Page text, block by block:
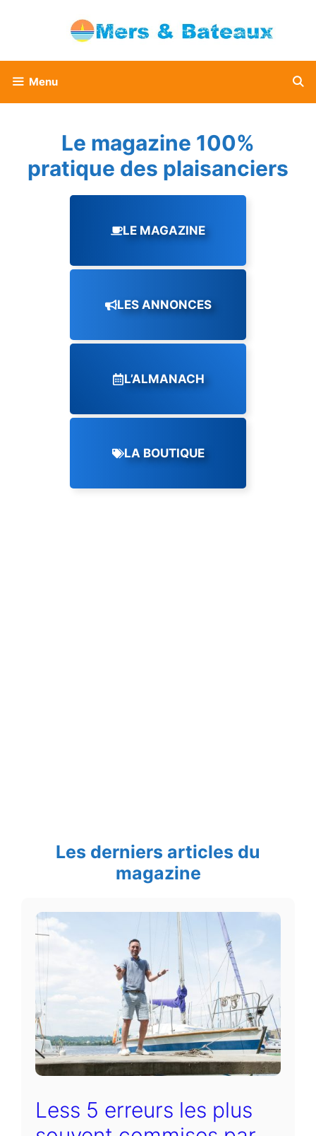
Menu
Le magazine 100%
pratique des plaisanciers
LE MAGAZINE
LES ANNONCES
L’ALMANACH
LA BOUTIQUE
Les derniers articles du
magazine
Less 5 erreurs les plus